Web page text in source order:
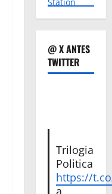
@ X ANTES
TWITTER
Trilogia
Politica
https://